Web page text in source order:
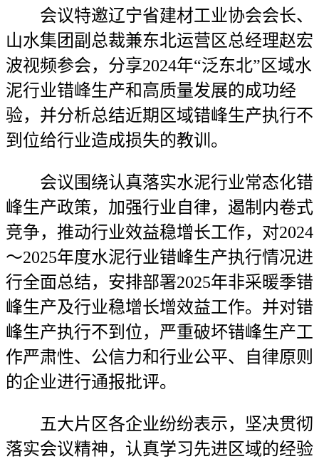
会议特邀辽宁省建材工业协会会长、
山水集团副总裁兼东北运营区总经理赵宏
波视频参会，分享2024年“泛东北”区域水
泥行业错峰生产和高质量发展的成功经
验，并分析总结近期区域错峰生产执行不
到位给行业造成损失的教训。
会议围绕认真落实水泥行业常态化错
峰生产政策，加强行业自律，遏制内卷式
竞争，推动行业效益稳增长工作，对2024
～2025年度水泥行业错峰生产执行情况进
行全面总结，安排部署2025年非采暖季错
峰生产及行业稳增长增效益工作。并对错
峰生产执行不到位，严重破坏错峰生产工
作严肃性、公信力和行业公平、自律原则
的企业进行通报批评。
五大片区各企业纷纷表示，坚决贯彻
落实会议精神，认真学习先进区域的经验